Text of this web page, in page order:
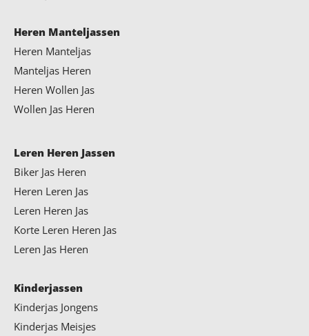
Heren Manteljassen
Heren Manteljas
Manteljas Heren
Heren Wollen Jas
Wollen Jas Heren
Leren Heren Jassen
Biker Jas Heren
Heren Leren Jas
Leren Heren Jas
Korte Leren Heren Jas
Leren Jas Heren
Kinderjassen
Kinderjas Jongens
Kinderjas Meisjes